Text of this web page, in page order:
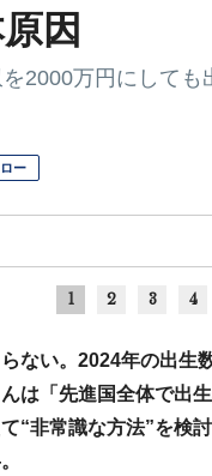
因
2000万円にして
ー
1 2 3 4
ない。2024年の出
は「先進国全体で出
“非常識な方法”を検